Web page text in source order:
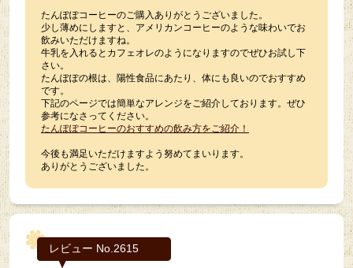
たんぽぽコーヒーのご購入ありがとうございました。
少し薄めにしますと、アメリカンコーヒーのような味わいでお
飲みいただけますね。
牛乳を入れるとカフェオレのようになりますのでぜひお試し下
さい。
たんぽぽの根は、陽性食品にあたり、体にも良いのでおすすめ
です。
下記のページでは簡単なアレンジをご紹介しております。ぜひ
参考になさってください。
たんぽぽコーヒーのおすすめの飲み方をご紹介！
今後も満足いただけますよう努めてまいります。
ありがとうございました。
レビュー No.2615